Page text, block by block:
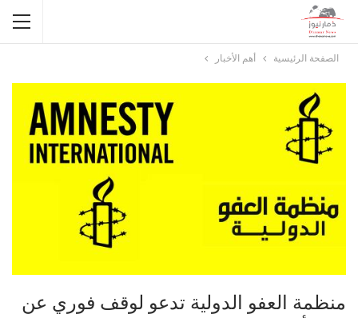
الصفحة الرئيسية أهم الأخبار
منظمة العفو الدولية تدعو لوقف فوري عن